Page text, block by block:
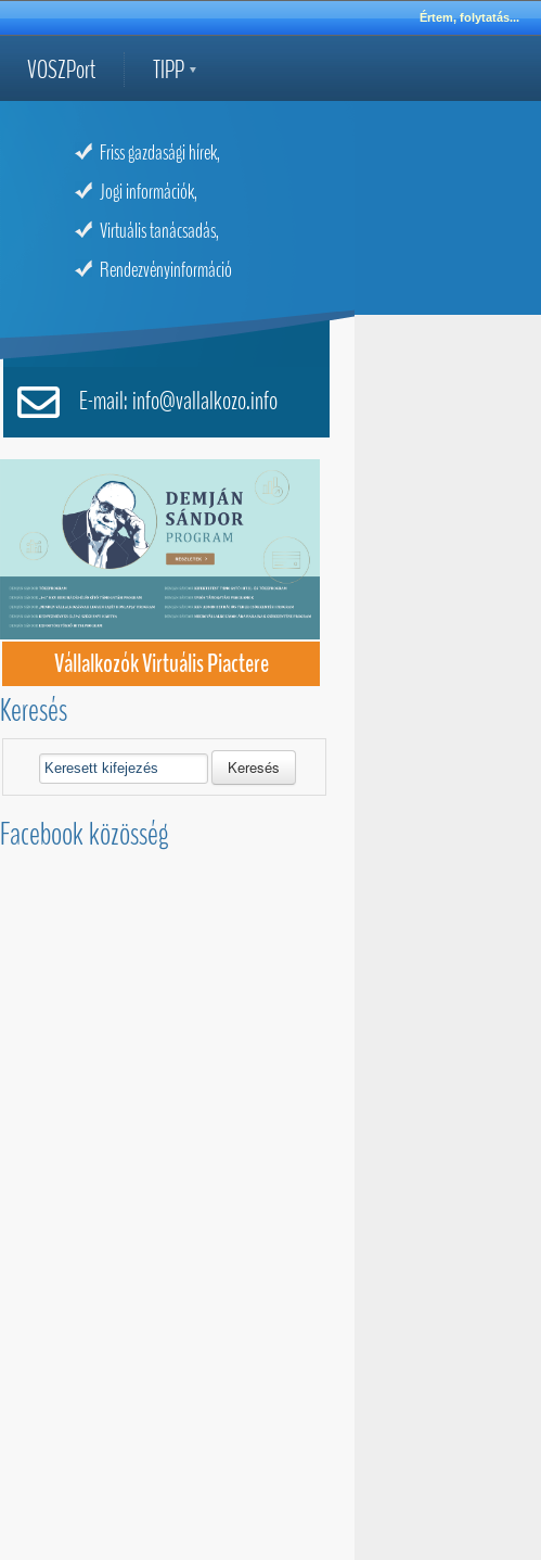
Értem, folytatás...
VOSZPort TIPP
Friss gazdasági hírek,
Jogi információk,
Virtuális tanácsadás,
Rendezvényinformáció
E-mail: info@vallalkozo.info
Vállalkozók Virtuális Piactere
Keresés
Keresés
Facebook közösség